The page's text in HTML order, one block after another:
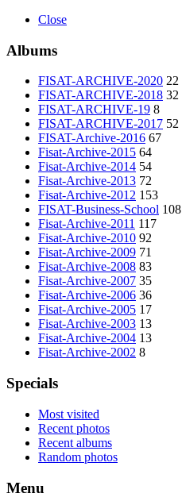
Close
Albums
FISAT-ARCHIVE-2020 22
FISAT-ARCHIVE-2018 32
FISAT-ARCHIVE-19 8
FISAT-ARCHIVE-2017 52
FISAT-Archive-2016 67
Fisat-Archive-2015 64
Fisat-Archive-2014 54
Fisat-Archive-2013 72
Fisat-Archive-2012 153
FISAT-Business-School 108
Fisat-Archive-2011 117
Fisat-Archive-2010 92
Fisat-Archive-2009 71
Fisat-Archive-2008 83
Fisat-Archive-2007 35
Fisat-Archive-2006 36
Fisat-Archive-2005 17
Fisat-Archive-2003 13
Fisat-Archive-2004 13
Fisat-Archive-2002 8
Specials
Most visited
Recent photos
Recent albums
Random photos
Menu